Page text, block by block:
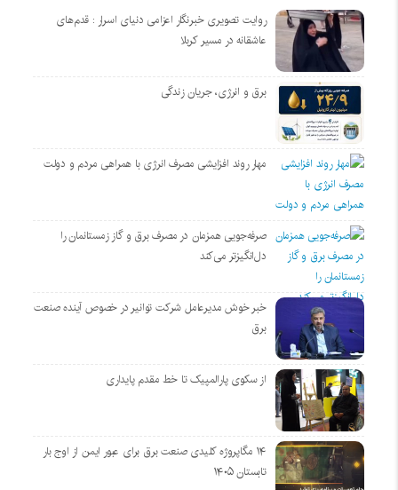
روایت تصویری خبرنگار اعزامی دنیای اسرار : قدم‌های
عاشقانه در مسیر کربلا
برق و انرژی، جریان زندگی
مهار روند افزایشی مصرف انرژی با همراهی مردم و دولت
صرفه‌جویی همزمان در مصرف برق و گاز زمستانمان را
دل‌انگیزتر می‌کند
خبر خوش مدیرعامل شرکت توانیر در خصوص آینده صنعت
برق
از سکوی پارالمپیک تا خط مقدم پایداری
۱۴ مگاپروژه‌ کلیدی صنعت برق برای عبور ایمن از اوج بار
تابستان ۱۴۰۵